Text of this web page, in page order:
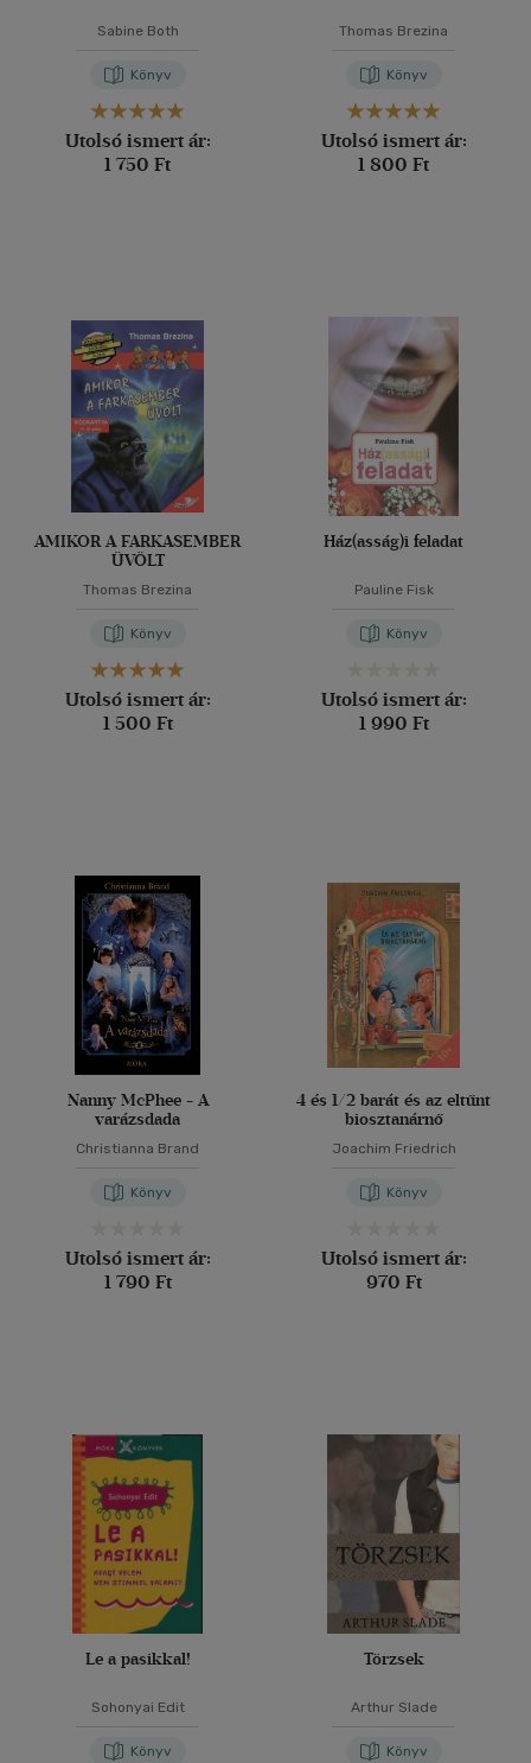
Sabine Both
Könyv
Utolsó ismert ár:
1 750 Ft
Thomas Brezina
Könyv
Utolsó ismert ár:
1 800 Ft
AMIKOR A FARKASEMBER
ÜVÖLT
Thomas Brezina
Könyv
Utolsó ismert ár:
1 500 Ft
Ház(asság)i feladat
Pauline Fisk
Könyv
Utolsó ismert ár:
1 990 Ft
Nanny McPhee - A
varázsdada
Christianna Brand
Könyv
Utolsó ismert ár:
1 790 Ft
4 és 1/2 barát és az eltűnt
biosztanárnő
Joachim Friedrich
Könyv
Utolsó ismert ár:
970 Ft
Le a pasikkal!
Sohonyai Edit
Könyv
Törzsek
Arthur Slade
Könyv